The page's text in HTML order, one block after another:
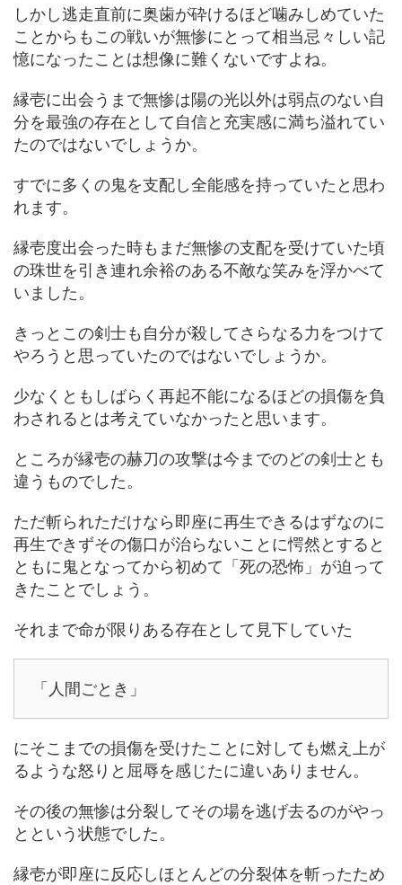
しかし逃走直前に奥歯が砕けるほど噛みしめていた
ことからもこの戦いが無惨にとって相当忌々しい記
憶になったことは想像に難くないですよね。
縁壱に出会うまで無惨は陽の光以外は弱点のない自
分を最強の存在として自信と充実感に満ち溢れてい
たのではないでしょうか。
すでに多くの鬼を支配し全能感を持っていたと思わ
れます。
縁壱度出会った時もまだ無惨の支配を受けていた頃
の珠世を引き連れ余裕のある不敵な笑みを浮かべて
いました。
きっとこの剣士も自分が殺してさらなる力をつけて
やろうと思っていたのではないでしょうか。
少なくともしばらく再起不能になるほどの損傷を負
わされるとは考えていなかったと思います。
ところが縁壱の赫刀の攻撃は今までのどの剣士とも
違うものでした。
ただ斬られただけなら即座に再生できるはずなのに
再生できずその傷口が治らないことに愕然とすると
ともに鬼となってから初めて「死の恐怖」が迫って
きたことでしょう。
それまで命が限りある存在として見下していた
「人間ごとき」
にそこまでの損傷を受けたことに対しても燃え上が
るような怒りと屈辱を感じたに違いありません。
その後の無惨は分裂してその場を逃げ去るのがやっ
とという状態でした。
縁壱が即座に反応しほとんどの分裂体を斬ったため